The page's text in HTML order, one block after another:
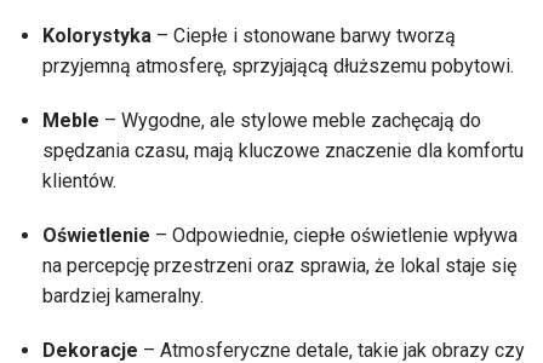
Kolorystyka – Ciepłe i stonowane barwy tworzą
przyjemną atmosferę, sprzyjającą dłuższemu pobytowi.
Meble – Wygodne, ale stylowe meble zachęcają do
spędzania czasu, mają kluczowe znaczenie dla komfortu
klientów.
Oświetlenie – Odpowiednie, ciepłe oświetlenie wpływa
na percepcję przestrzeni oraz sprawia, że lokal staje się
bardziej kameralny.
Dekoracje – Atmosferyczne detale, takie jak obrazy czy